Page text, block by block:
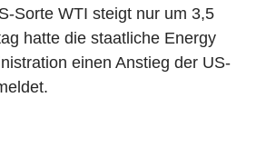
Sorte WTI steigt nur um 3,5
hatte die staatliche Energy
einen Anstieg der US-